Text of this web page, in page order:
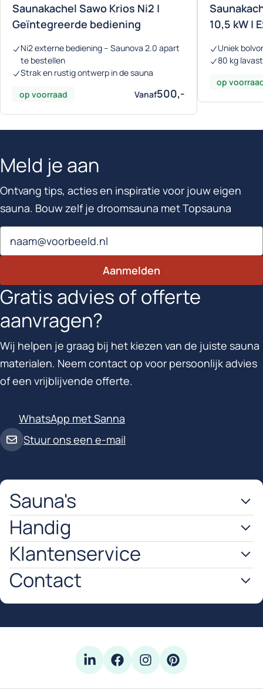
Saunakachel Sawo Krios Ni2 |
Geïntegreerde bediening
Ni2 externe bediening – Saunova 2.0 apart
te bestellen
Strak en rustig ontwerp in de sauna
op voorraad
Vanaf500,-
10,5 kW |
Uniek
80 kg
op
Meld je aan
Ontvang tips, acties en inspiratie voor jouw eigen
sauna. Bouw zelf je droomsauna met Topsauna
Email
Aanmelden
Gratis advies of offerte
aanvragen?
Wij helpen je graag bij het kiezen van de juiste sauna
materialen. Neem contact op voor persoonlijk advies
of een vrijblijvende offerte.
Stuur ons een e-mail
WhatsApp met Sanna
Sauna's
Handig
Klantenservice
Contact